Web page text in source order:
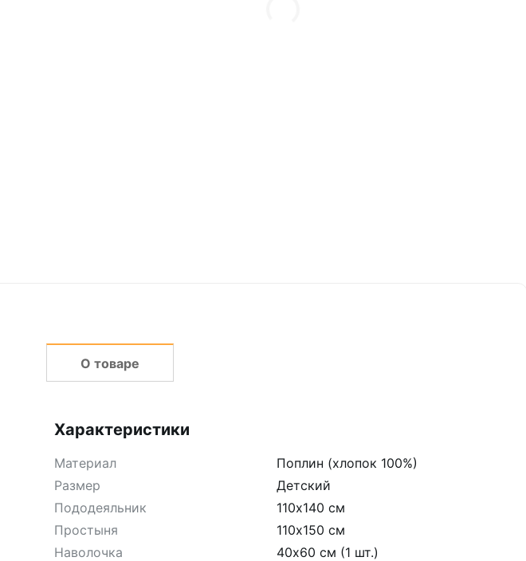
О товаре
Характеристики
Материал
Поплин (хлопок 100%)
Размер
Детский
Пододеяльник
110х140 см
Простыня
110х150 см
Наволочка
40х60 см (1 шт.)